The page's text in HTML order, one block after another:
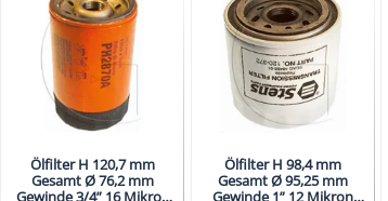
Ölfilter H 120,7 mm
Gesamt Ø 76,2 mm
Gewinde 3/4” 16 Mikron
Ölfilter H 98,4 mm
Gesamt Ø 95,25 mm
Gewinde 1” 12 Mikron